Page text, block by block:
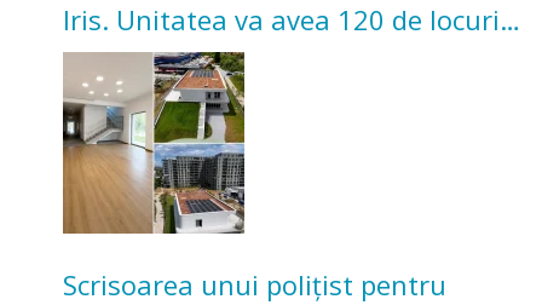
Iris. Unitatea va avea 120 de locuri
pentru copii
Scrisoarea unui polițist pentru